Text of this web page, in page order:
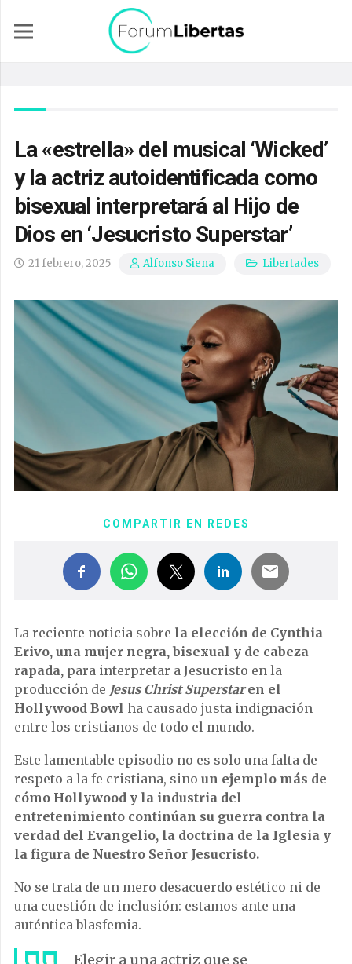
La «estrella» del musical ‘Wicked’
y la actriz autoidentificada como
bisexual interpretará al Hijo de
Dios en ‘Jesucristo Superstar’
21 febrero, 2025 Alfonso Siena Libertades
COMPARTIR EN REDES
La reciente noticia sobre la elección de Cynthia
Erivo, una mujer negra, bisexual y de cabeza
rapada, para interpretar a Jesucristo en la
producción de Jesus Christ Superstaren el
Hollywood Bowl ha causado justa indignación
entre los cristianos de todo el mundo.
Este lamentable episodio no es solo una falta de
respeto a la fe cristiana, sino un ejemplo más de
cómo Hollywood y la industria del
entretenimiento continúan su guerra contra la
verdad del Evangelio, la doctrina de la Iglesia y
la figura de Nuestro Señor Jesucristo.
No se trata de un mero desacuerdo estético ni de
una cuestión de inclusión: estamos ante una
auténtica blasfemia.
Elegir a una actriz que se